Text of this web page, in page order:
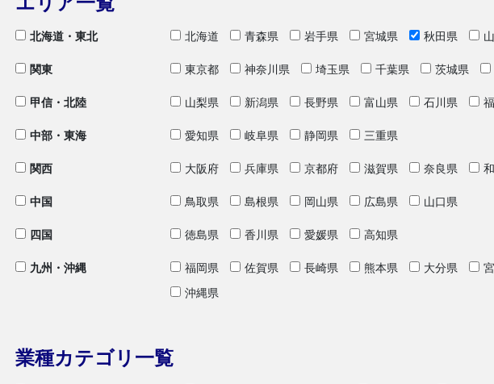
北海道・東北 北海道 青森県 岩手県 宮城県 秋田県
関東 東京都 神奈川県 埼玉県 千葉県 茨城県
甲信・北陸 山梨県 新潟県 長野県 富山県 石川県
中部・東海 愛知県 岐阜県 静岡県 三重県
関西 大阪府 兵庫県 京都府 滋賀県 奈良県
中国 鳥取県 島根県 岡山県 広島県 山口県
四国 徳島県 香川県 愛媛県 高知県
九州・沖縄 福岡県 佐賀県 長崎県 熊本県 大分県
沖縄県
業種カテゴリ一覧